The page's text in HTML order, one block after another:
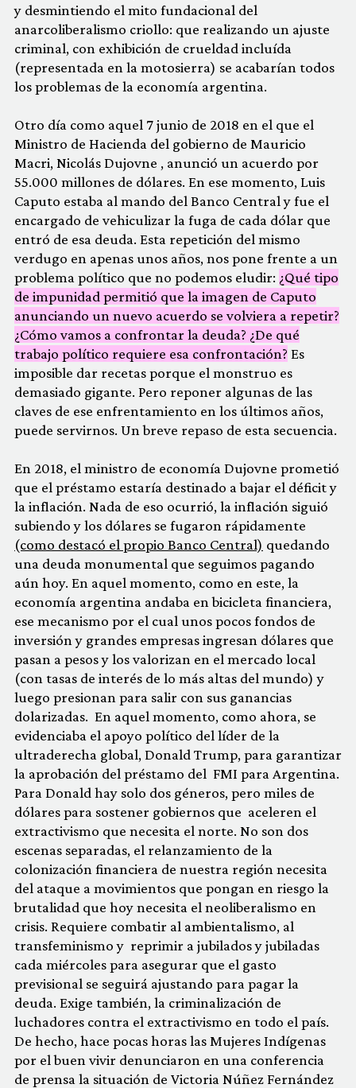
y desmintiendo el mito fundacional del
anarcoliberalismo criollo: que realizando un ajuste
criminal, con exhibición de crueldad incluída
(representada en la motosierra) se acabarían todos
los problemas de la economía argentina.
Otro día como aquel 7 junio de 2018 en el que el
Ministro de Hacienda del gobierno de Mauricio
Macri, Nicolás Dujovne , anunció un acuerdo por
55.000 millones de dólares. En ese momento, Luis
Caputo estaba al mando del Banco Central y fue el
encargado de vehiculizar la fuga de cada dólar que
entró de esa deuda. Esta repetición del mismo
verdugo en apenas unos años, nos pone frente a un
problema político que no podemos eludir: ¿Qué tipo
de impunidad permitió que la imagen de Caputo
anunciando un nuevo acuerdo se volviera a repetir?
¿Cómo vamos a confrontar la deuda? ¿De qué
trabajo político requiere esa confrontación? Es
imposible dar recetas porque el monstruo es
demasiado gigante. Pero reponer algunas de las
claves de ese enfrentamiento en los últimos años,
puede servirnos. Un breve repaso de esta secuencia.
En 2018, el ministro de economía Dujovne prometió
que el préstamo estaría destinado a bajar el déficit y
la inflación. Nada de eso ocurrió, la inflación siguió
subiendo y los dólares se fugaron rápidamente
(como destacó el propio Banco Central) quedando
una deuda monumental que seguimos pagando
aún hoy. En aquel momento, como en este, la
economía argentina andaba en bicicleta financiera,
ese mecanismo por el cual unos pocos fondos de
inversión y grandes empresas ingresan dólares que
pasan a pesos y los valorizan en el mercado local
(con tasas de interés de lo más altas del mundo) y
luego presionan para salir con sus ganancias
dolarizadas. En aquel momento, como ahora, se
evidenciaba el apoyo político del líder de la
ultraderecha global, Donald Trump, para garantizar
la aprobación del préstamo del FMI para Argentina.
Para Donald hay solo dos géneros, pero miles de
dólares para sostener gobiernos que aceleren el
extractivismo que necesita el norte. No son dos
escenas separadas, el relanzamiento de la
colonización financiera de nuestra región necesita
del ataque a movimientos que pongan en riesgo la
brutalidad que hoy necesita el neoliberalismo en
crisis. Requiere combatir al ambientalismo, al
transfeminismo y reprimir a jubilados y jubiladas
cada miércoles para asegurar que el gasto
previsional se seguirá ajustando para pagar la
deuda. Exige también, la criminalización de
luchadores contra el extractivismo en todo el país.
De hecho, hace pocas horas las Mujeres Indígenas
por el buen vivir denunciaron en una conferencia
de prensa la situación de Victoria Núñez Fernández